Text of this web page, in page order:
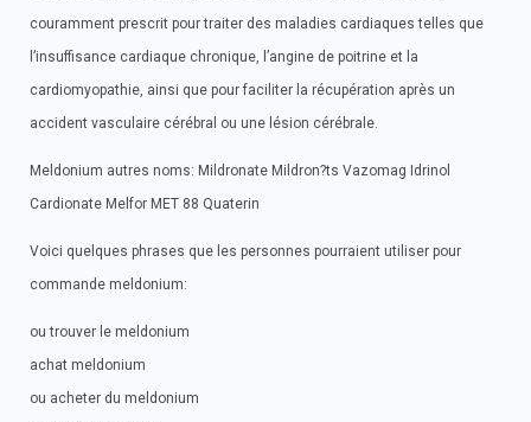
couramment prescrit pour traiter des maladies cardiaques telles que
l’insuffisance cardiaque chronique, l’angine de poitrine et la
cardiomyopathie, ainsi que pour faciliter la récupération après un
accident vasculaire cérébral ou une lésion cérébrale.
Meldonium autres noms: Mildronate Mildron?ts Vazomag Idrinol
Cardionate Melfor MET 88 Quaterin
Voici quelques phrases que les personnes pourraient utiliser pour
commande meldonium:
ou trouver le meldonium
achat meldonium
ou acheter du meldonium